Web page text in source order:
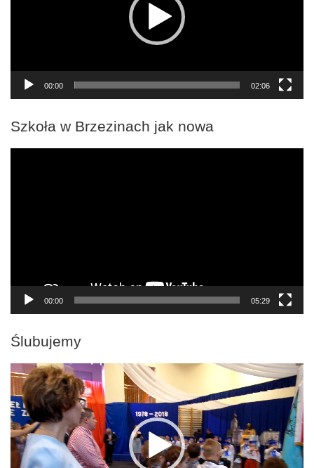
00:00 02:06
Szkoła w Brzezinach jak nowa
00:00 05:29
Ślubujemy
Odtwarzacz
video